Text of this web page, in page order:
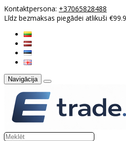
Kontaktpersona: +37065828488
Līdz bezmaksas piegādei atlikuši
Navigācija